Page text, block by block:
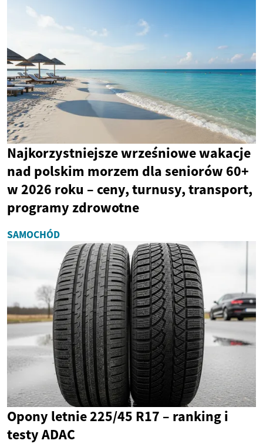
Najkorzystniejsze wrześniowe wakacje
nad polskim morzem dla seniorów 60+
w 2026 roku – ceny, turnusy, transport,
programy zdrowotne
SAMOCHÓD
Opony letnie 225/45 R17 – ranking i
testy ADAC